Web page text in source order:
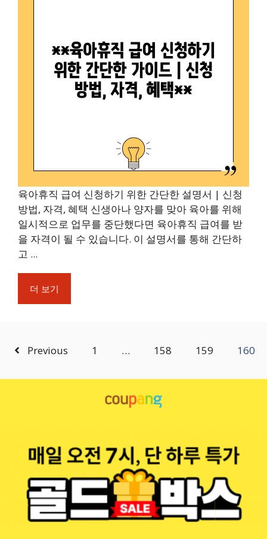
육아휴직 급여 신청하기 위한 간단한 설명서 | 신청
방법, 자격, 혜택 신생아나 양자를 맞아 육아를 위해
일시적으로 업무를 중단했다면 육아휴직 급여를 받
을 자격이 될 수 있습니다. 이 설명서를 통해 간단하
고 ...
더 보기
Previous 1 … 158 159 160